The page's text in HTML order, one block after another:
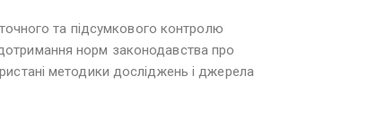
та підсумкового контролю
норм законодавства про
методики досліджень і джерела